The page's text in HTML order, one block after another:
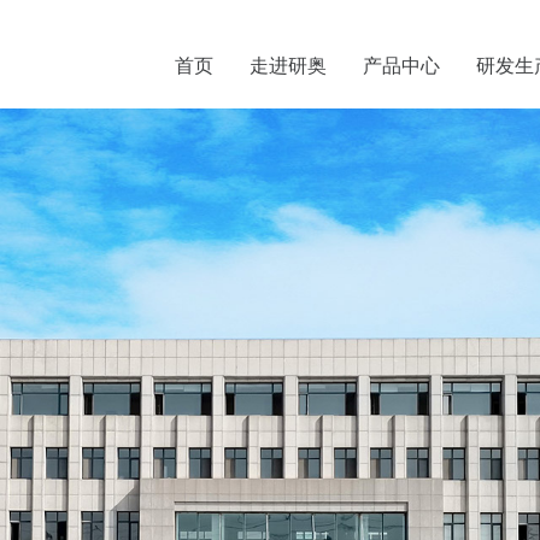
首页 走进研奥 产品中心 研发生